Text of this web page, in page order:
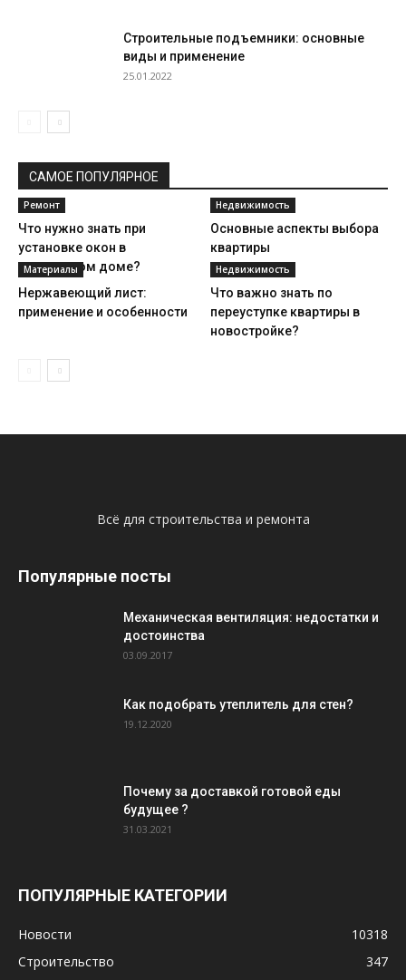
Строительные подъемники: основные
виды и применение
25.01.2022
САМОЕ ПОПУЛЯРНОЕ
Ремонт
Что нужно знать при
установке окон в
деревянном доме?
Недвижимость
Основные аспекты выбора
квартиры
Материалы
Нержавеющий лист:
применение и особенности
Недвижимость
Что важно знать по
переуступке квартиры в
новостройке?
Всё для строительства и ремонта
Популярные посты
Механическая вентиляция: недостатки и
достоинства
03.09.2017
Как подобрать утеплитель для стен?
19.12.2020
Почему за доставкой готовой еды
будущее ?
31.03.2021
ПОПУЛЯРНЫЕ КАТЕГОРИИ
Новости
10318
Строительство
347